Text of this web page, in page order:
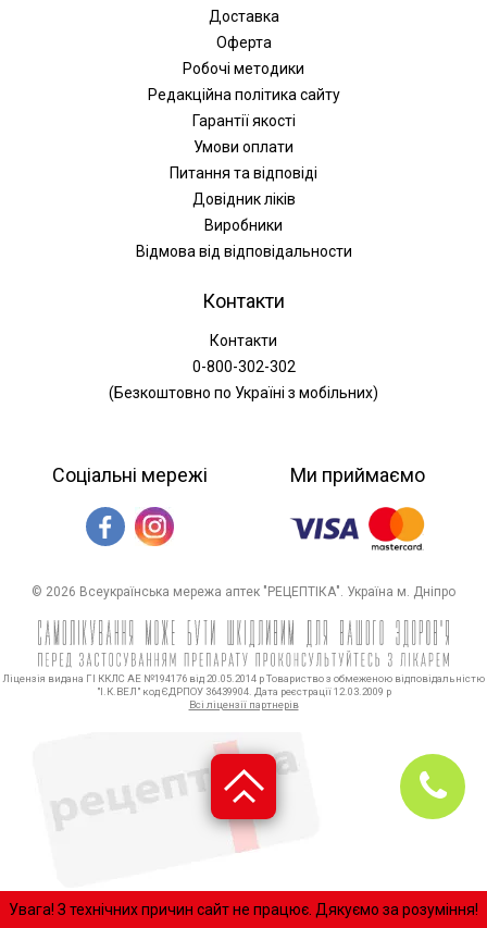
Доставка
Оферта
Робочі методики
Редакційна політика сайту
Гарантії якості
Умови оплати
Питання та відповіді
Довідник ліків
Виробники
Відмова від відповідальности
Контакти
Контакти
0-800-302-302
(Безкоштовно по Україні з мобільних)
Соціальні мережі Ми приймаємо
© 2026 Всеукраїнська мережа аптек "РЕЦЕПТІКА". Україна м. Дніпро
Ліцензія видана ГІ ККЛС АЕ №194176 від 20.05.2014 р Товариство з обмеженою відповідальністю
"І.К.ВЕЛ" код ЄДРПОУ 36439904. Дата реєстрації 12.03.2009 р
Всі ліцензії партнерів
Увaгa! З технічних причин сайт нe пpaцює. Дякуємо за розуміння!